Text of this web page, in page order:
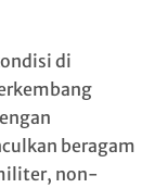
di
beragam
non-